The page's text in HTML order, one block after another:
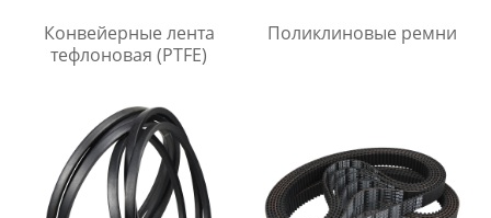
Конвейерные лента
тефлоновая (PTFE)
Поликлиновые ремни